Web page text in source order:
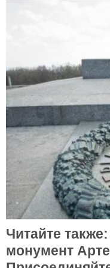
Читайте
монумент